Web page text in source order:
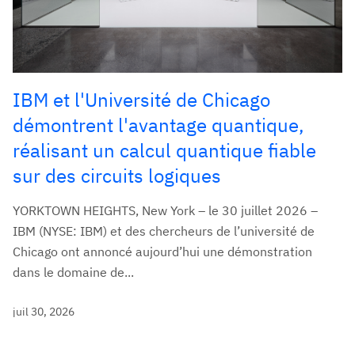
IBM et l'Université de Chicago
démontrent l'avantage quantique,
réalisant un calcul quantique fiable
sur des circuits logiques
YORKTOWN HEIGHTS, New York – le 30 juillet 2026 –
IBM (NYSE: IBM) et des chercheurs de l’université de
Chicago ont annoncé aujourd’hui une démonstration
dans le domaine de...
juil 30, 2026